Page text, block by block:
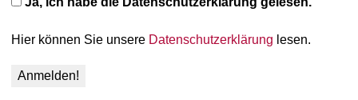
Hier können Sie unsere Datenschutzerklärung lesen.